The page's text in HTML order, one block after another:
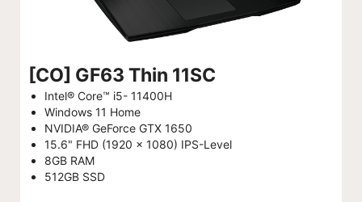
[CO] GF63 Thin 11SC
Intel® Core™ i5- 11400H
Windows 11 Home
NVIDIA® GeForce GTX 1650
15.6" FHD (1920 x 1080) IPS-Level
8GB RAM
512GB SSD